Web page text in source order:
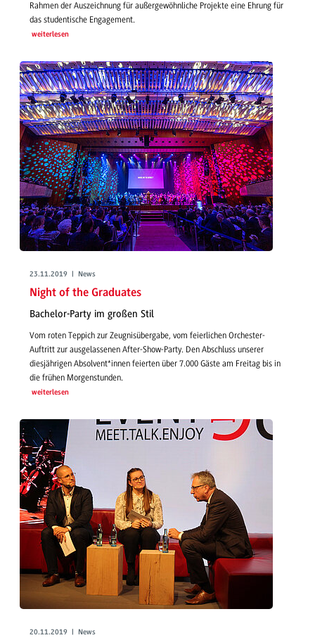
Rahmen der Auszeichnung für außergewöhnliche Projekte eine Ehrung für
das studentische Engagement.
weiterlesen
23.11.2019 | News
Night of the Graduates
Bachelor-Party im großen Stil
Vom roten Teppich zur Zeugnisübergabe, vom feierlichen Orchester-
Auftritt zur ausgelassenen After-Show-Party. Den Abschluss unserer
diesjährigen Absolvent*innen feierten über 7.000 Gäste am Freitag bis in
die frühen Morgenstunden.
weiterlesen
20.11.2019 | News